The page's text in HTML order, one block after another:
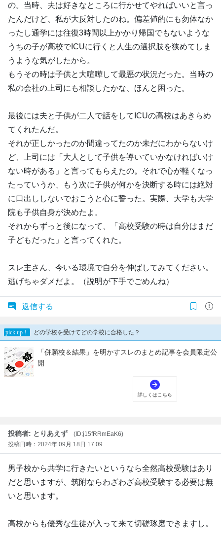
の。当時、夫は好きなところに行かせてやればいいと言っ
たんだけど、私が大反対したのね。偏差値的にも勿体なか
ったし通学には往復3時間以上かかり帰国でもないような
うちの子が高校でICUに行くと人生の選択肢を狭めてしま
うような気がしたから。
もうその時は子供と大喧嘩して最悪の状況だった。当時の
私の会社の上司にも相談したかな、ほんと困った。
最後には夫と子供が二人で話をしてICUの高校はあきらめ
てくれたんだ。
それが正しかったのか間違ってたのか未だにわからないけ
ど、上司には「大人として子供を導いていかなければいけ
ない時がある」と言ってもらえたの。それで心が軽くなっ
たっていうか、もう次に子供が何かを決断する時には絶対
に口出ししないでおこうと心に誓った。実際、大学も大学
院も子供自身が決めたよ。
それからずっと後になって、「高校受験の時は自分はまだ
子どもだった」と言ってくれた。
スレ主さん、今いる環境で自分を伸ばしてみてください。
逃げちゃダメだよ。（説明が下手でごめんね）
返信する
投稿者: とりあえず
(ID:j15fRRmEaK6)
投稿日時：2024年 09月 18日 17:09
男子校から共学に行きたいというなら全然高校受験はあり
だと思いますが、筑附ならわざわざ高校受験する必要は無
いと思います。
高校からも優秀な生徒が入って来て切磋琢磨できますし。